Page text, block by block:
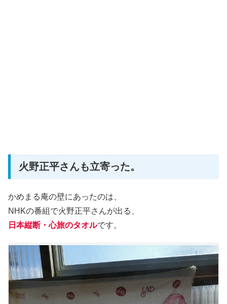
火野正平さんも立寄った。
かめまる庵の壁にあったのは、
NHKの番組で火野正平さんが出る、
日本縦断・心旅のタオルです。